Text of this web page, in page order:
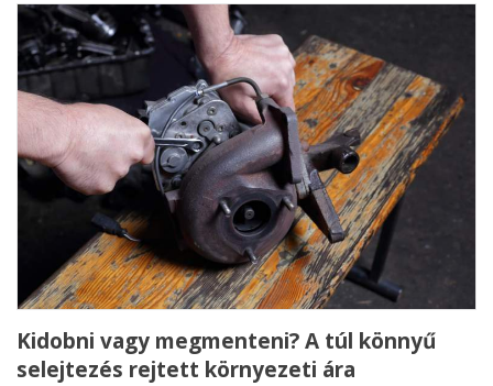
Kidobni vagy megmenteni? A túl könnyű
selejtezés rejtett környezeti ára